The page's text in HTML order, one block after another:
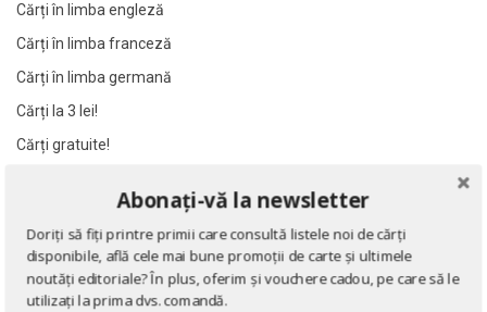
Al James
Al. Alexianu
Al. Caprariu
Al. Dumitrescu
Al. Philippide
Alain Besancon
Alain Bombard
Alain Danielou
Alain Lallemand
Al James
Al. Alexianu
Al. Caprariu
Al. Dumitrescu
Al. Philippide
Alain Besancon
Alain Bombard
Alain Danielou
Alain Lallemand
Cărți în limba engleză
Cărți în limba franceză
Cărți în limba germană
Cărți la 3 lei!
Cărți gratuite!
Eseuri
de Emil Cioran
Abonați-vă la newsletter
Doriți să fiți printre primii care consultă listele noi de cărți
disponibile, află cele mai bune promoții de carte și ultimele
noutăți editoriale? În plus, oferim și vouchere cadou, pe care să le
utilizați la prima dvs. comandă.